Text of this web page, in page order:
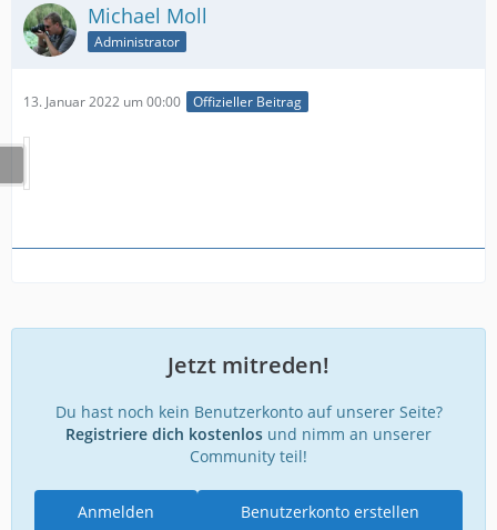
Michael Moll
Administrator
13. Januar 2022 um 00:00 Offizieller Beitrag
Jetzt mitreden!
Du hast noch kein Benutzerkonto auf unserer Seite?
Registriere dich kostenlos und nimm an unserer
Community teil!
Benutzerkonto erstellen
Anmelden